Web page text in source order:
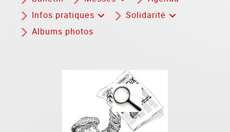
Infos pratiques
Solidarité
Albums photos